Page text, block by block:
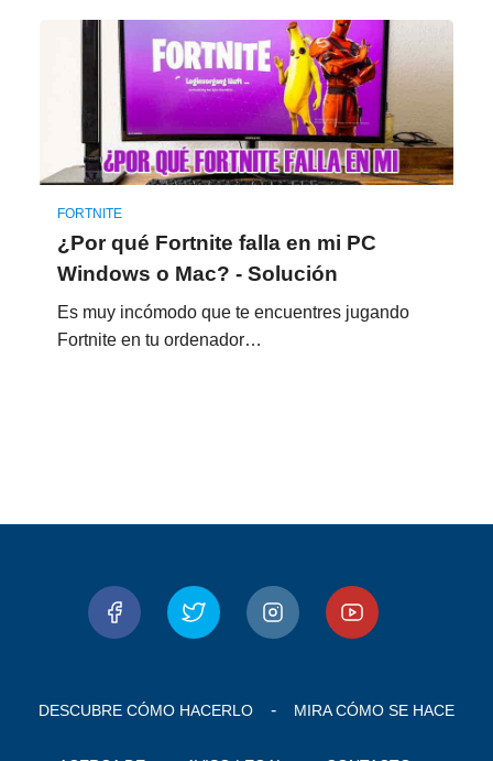
FORTNITE
¿Por qué Fortnite falla en mi PC
Windows o Mac? - Solución
Es muy incómodo que te encuentres jugando
Fortnite en tu ordenador…
DESCUBRE CÓMO HACERLO MIRA CÓMO SE HACE